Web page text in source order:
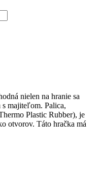
nielen na hranie sa
s majiteľom. Palica,
Plastic Rubber), je
otvorov. Táto hračka má